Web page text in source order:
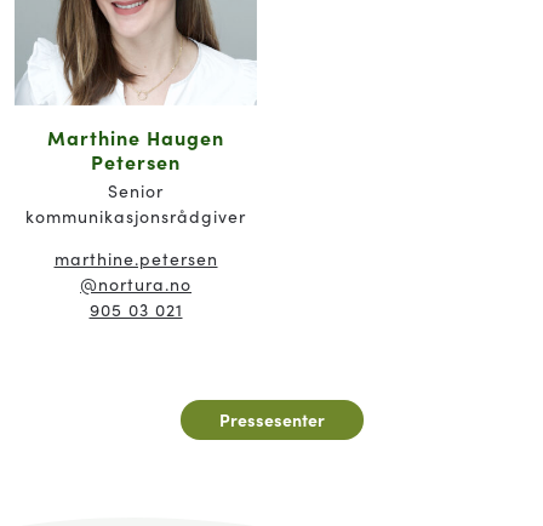
Marthine Haugen
Petersen
Senior
kommunikasjonsrådgiver
marthine.petersen
@nortura.no
905 03 021
Pressesenter